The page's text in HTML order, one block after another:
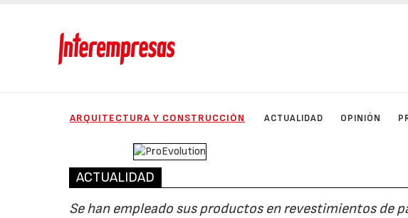
ARQUITECTURA Y CONSTRUCCIÓN ACTUALIDAD OPINIÓN
ACTUALIDAD
Se han empleado sus productos en revestimientos de